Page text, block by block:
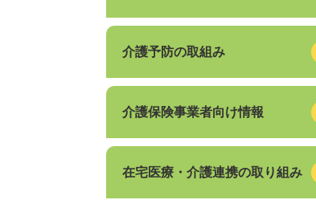
介護予防の取組み
介護保険事業者向け情報
在宅医療・介護連携の取り組み